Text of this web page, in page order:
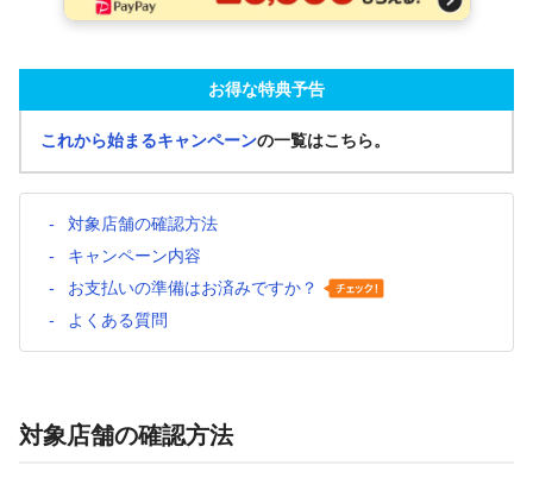
お得な特典予告
これから始まるキャンペーンの一覧はこちら。
対象店舗の確認方法
キャンペーン内容
お支払いの準備はお済みですか？
よくある質問
対象店舗の確認方法